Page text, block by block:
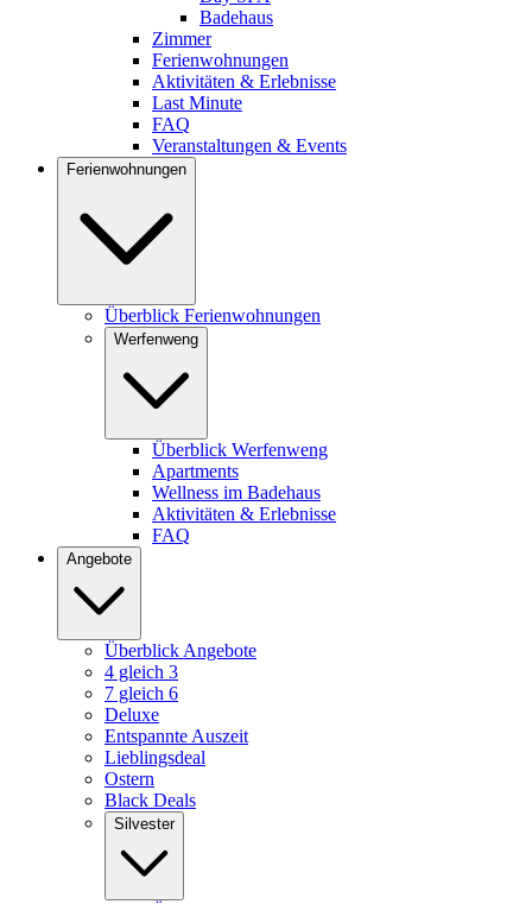
Badehaus
Zimmer
Ferienwohnungen
Aktivitäten & Erlebnisse
Last Minute
FAQ
Veranstaltungen & Events
Ferienwohnungen
Überblick Ferienwohnungen
Werfenweng
Überblick Werfenweng
Apartments
Wellness im Badehaus
Aktivitäten & Erlebnisse
FAQ
Angebote
Überblick Angebote
4 gleich 3
7 gleich 6
Deluxe
Entspannte Auszeit
Lieblingsdeal
Ostern
Black Deals
Silvester